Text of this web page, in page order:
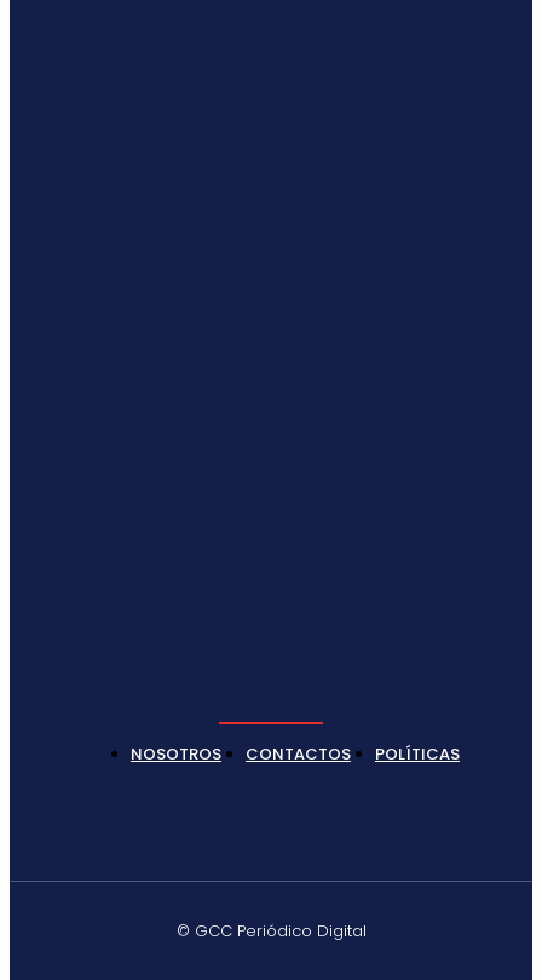
NOSOTROS CONTACTOS POLÍTICAS
© GCC Periódico Digital